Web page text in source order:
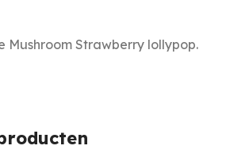
Mushroom Strawberry lollypop.